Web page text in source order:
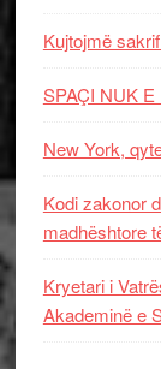
Kujtojmë
SPAÇI NUK
New York,
Kodi zakonor
madhështore
Kryetari i
Akademinë e